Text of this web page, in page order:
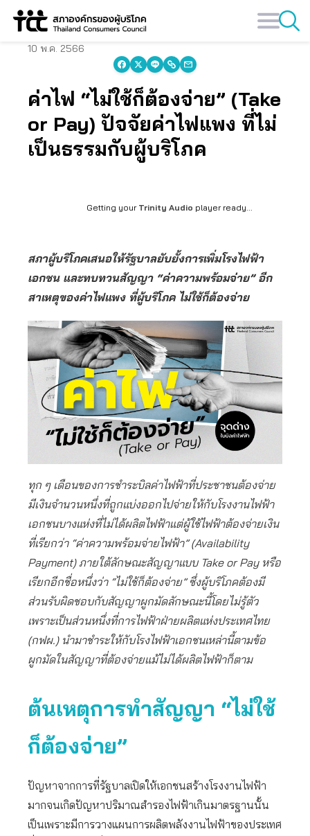
Skip
10 พ.ค. 2566
ค่าไฟ “ไม่ใช้ก็ต้องจ่าย” (Take
or Pay) ปัจจัยค่าไฟแพง ที่ไม่
เป็นธรรมกับผู้บริโภค
Getting your Trinity Audio player ready...
สภาผู้บริโภคเสนอให้รัฐบาลยับยั้งการเพิ่มโรงไฟฟ้า
เอกชน และทบทวนสัญญา “ค่าความพร้อมจ่าย” อีก
สาเหตุของค่าไฟแพง ที่ผู้บริโภค ไม่ใช้ก็ต้องจ่าย
ทุก ๆ เดือนของการชำระบิลค่าไฟฟ้าที่ประชาชนต้องจ่าย
มีเงินจำนวนหนึ่งที่ถูกแบ่งออกไปจ่ายให้กับโรงงานไฟฟ้า
เอกชนบางแห่งที่ไม่ได้ผลิตไฟฟ้าแต่ผู้ใช้ไฟฟ้าต้องจ่ายเงิน
ที่เรียกว่า “ค่าความพร้อมจ่ายไฟฟ้า” (Availability
Payment) ภายใต้ลักษณะสัญญาแบบ Take or Pay หรือ
เรียกอีกชื่อหนึ่งว่า “ไม่ใช้ก็ต้องจ่าย” ซึ่งผู้บริโภคต้องมี
ส่วนรับผิดชอบกับสัญญาผูกมัดลักษณะนี้โดยไม่รู้ตัว
เพราะเป็นส่วนหนึ่งที่การไฟฟ้าฝ่ายผลิตแห่งประเทศไทย
(กฟผ.) นำมาชำระให้กับโรงไฟฟ้าเอกชนเหล่านี้ตามข้อ
ผูกมัดในสัญญาที่ต้องจ่ายแม้ไม่ได้ผลิตไฟฟ้าก็ตาม
ต้นเหตุการทำสัญญา “ไม่ใช้
ก็ต้องจ่าย”
ปัญหาจากการที่รัฐบาลเปิดให้เอกชนสร้างโรงงานไฟฟ้า
มากจนเกิดปัญหาปริมาณสำรองไฟฟ้าเกินมาตรฐานนั้น
เป็นเพราะมีการวางแผนการผลิตพลังงานไฟฟ้าของประเทศ